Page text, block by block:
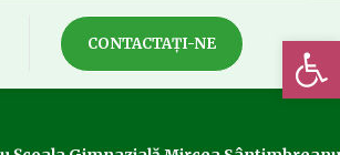
CONTACTAȚI-NE